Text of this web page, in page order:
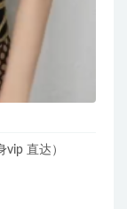
直达）